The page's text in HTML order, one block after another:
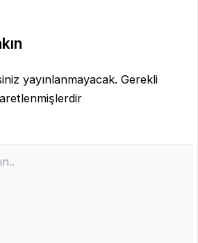
yayınlanmayacak. Gerekli